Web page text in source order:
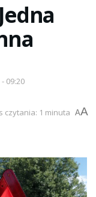
09:20
czytania: 1 minuta AA